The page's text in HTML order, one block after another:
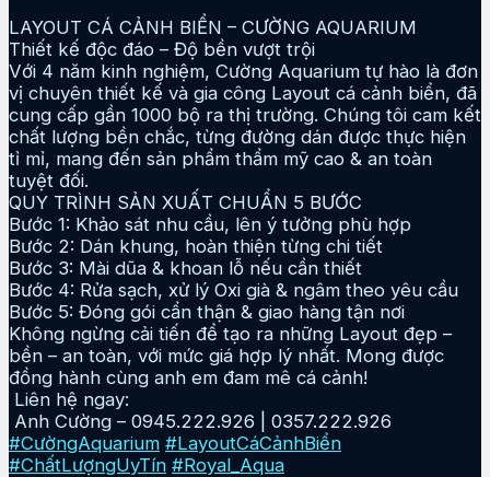
LAYOUT CÁ CẢNH BIỂN – CƯỜNG AQUARIUM
Thiết kế độc đáo – Độ bền vượt trội
Với 4 năm kinh nghiệm, Cường Aquarium tự hào là đơn
vị chuyên thiết kế và gia công Layout cá cảnh biển, đã
cung cấp gần 1000 bộ ra thị trường. Chúng tôi cam kết
chất lượng bền chắc, từng đường dán được thực hiện
tỉ mỉ, mang đến sản phẩm thẩm mỹ cao & an toàn
tuyệt đối.
QUY TRÌNH SẢN XUẤT CHUẨN 5 BƯỚC
Bước 1: Khảo sát nhu cầu, lên ý tưởng phù hợp
Bước 2: Dán khung, hoàn thiện từng chi tiết
Bước 3: Mài dũa & khoan lỗ nếu cần thiết
Bước 4: Rửa sạch, xử lý Oxi già & ngâm theo yêu cầu
Bước 5: Đóng gói cẩn thận & giao hàng tận nơi
Không ngừng cải tiến để tạo ra những Layout đẹp –
bền – an toàn, với mức giá hợp lý nhất. Mong được
đồng hành cùng anh em đam mê cá cảnh!
Liên hệ ngay:
Anh Cường – 0945.222.926 | 0357.222.926
#CườngAquarium #LayoutCáCảnhBiển
#ChấtLượngUyTín #Royal_Aqua